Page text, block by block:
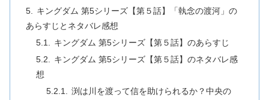
キングダム 第5シリーズ【第５話】「執念の渡河」の
あらすじとネタバレ感想
キングダム 第5シリーズ【第５話】のあらすじ
キングダム 第5シリーズ【第５話】のネタバレ感
想
渕は川を渡って信を助けられるか？中央の